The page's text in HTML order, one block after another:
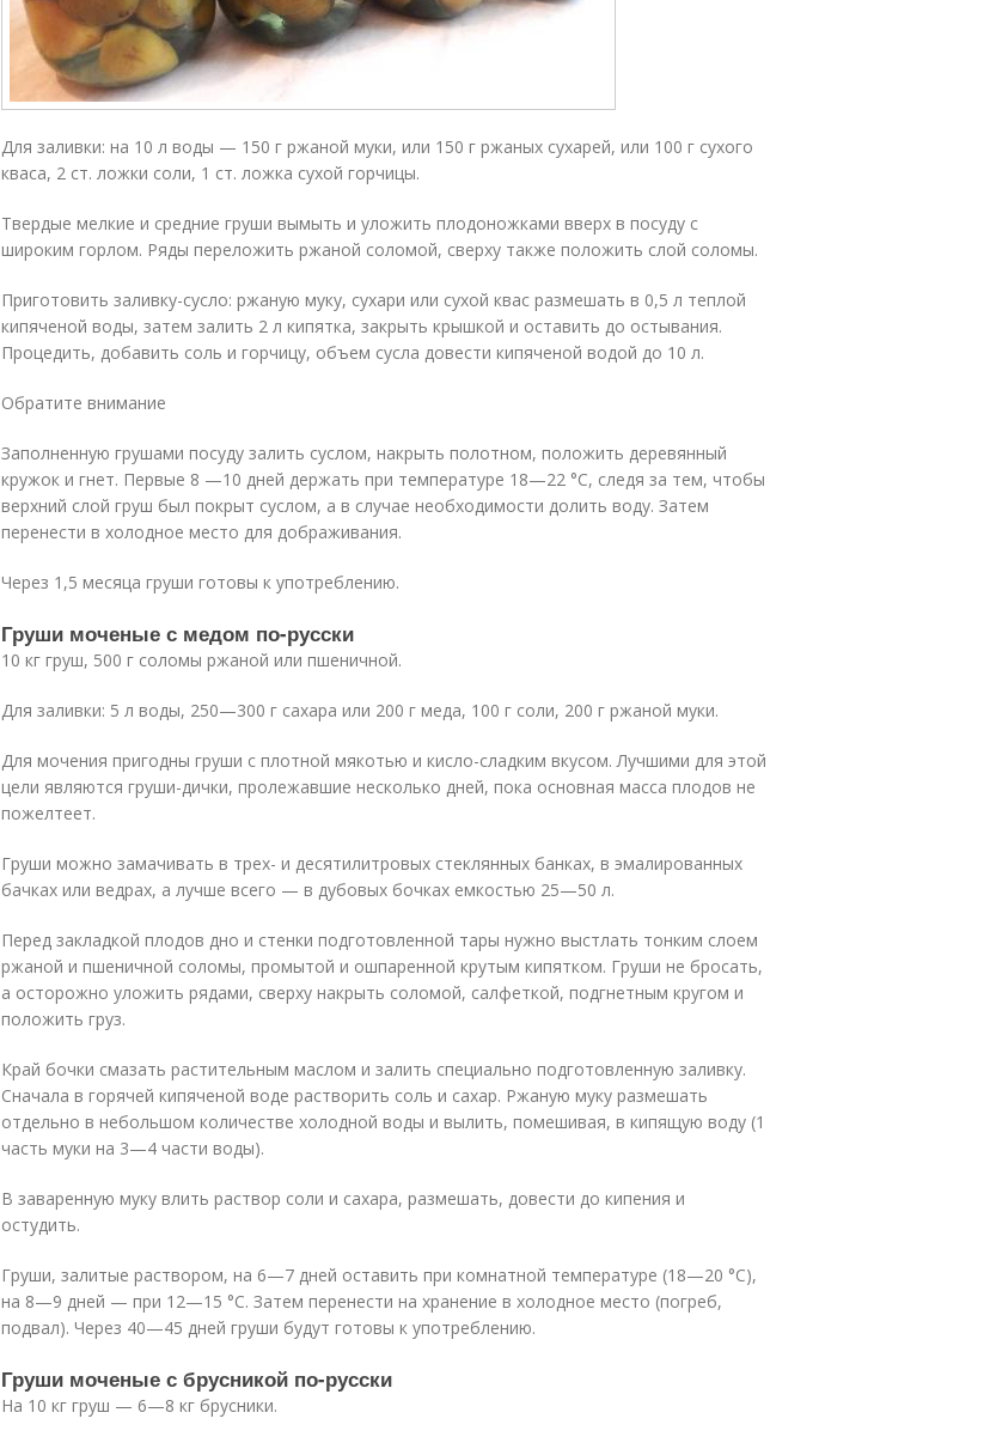
Для заливки: на 10 л воды — 150 г ржаной муки, или 150 г ржаных сухарей, или 100 г сухого
кваса, 2 ст. ложки соли, 1 ст. ложка сухой горчицы.
Твердые мелкие и средние груши вымыть и уложить плодоножками вверх в посуду с
широким горлом. Ряды переложить ржаной соломой, сверху также положить слой соломы.
Приготовить заливку-сусло: ржаную муку, сухари или сухой квас размешать в 0,5 л теплой
кипяченой воды, затем залить 2 л кипятка, закрыть крышкой и оставить до остывания.
Процедить, добавить соль и горчицу, объем сусла довести кипяченой водой до 10 л.
Обратите внимание
Заполненную грушами посуду залить суслом, накрыть полотном, положить деревянный
кружок и гнет. Первые 8 —10 дней держать при температуре 18—22 °С, следя за тем, чтобы
верхний слой груш был покрыт суслом, а в случае необходимости долить воду. Затем
перенести в холодное место для дображивания.
Через 1,5 месяца груши готовы к употреблению.
Груши моченые с медом по-русски
10 кг груш, 500 г соломы ржаной или пшеничной.
Для заливки: 5 л воды, 250—300 г сахара или 200 г меда, 100 г соли, 200 г ржаной муки.
Для мочения пригодны груши с плотной мякотью и кисло-сладким вкусом. Лучшими для этой
цели являются груши-дички, пролежавшие несколько дней, пока основная масса плодов не
пожелтеет.
Груши можно замачивать в трех- и десятилитровых стеклянных банках, в эмалированных
бачках или ведрах, а лучше всего — в дубовых бочках емкостью 25—50 л.
Перед закладкой плодов дно и стенки подготовленной тары нужно выстлать тонким слоем
ржаной и пшеничной соломы, промытой и ошпаренной крутым кипятком. Груши не бросать,
а осторожно уложить рядами, сверху накрыть соломой, салфеткой, подгнетным кругом и
положить груз.
Край бочки смазать растительным маслом и залить специально подготовленную заливку.
Сначала в горячей кипяченой воде растворить соль и сахар. Ржаную муку размешать
отдельно в небольшом количестве холодной воды и вылить, помешивая, в кипящую воду (1
часть муки на 3—4 части воды).
В заваренную муку влить раствор соли и сахара, размешать, довести до кипения и
остудить.
Груши, залитые раствором, на 6—7 дней оставить при комнатной температуре (18—20 °С),
на 8—9 дней — при 12—15 °С. Затем перенести на хранение в холодное место (погреб,
подвал). Через 40—45 дней груши будут готовы к употреблению.
Груши моченые с брусникой по-русски
На 10 кг груш — 6—8 кг брусники.